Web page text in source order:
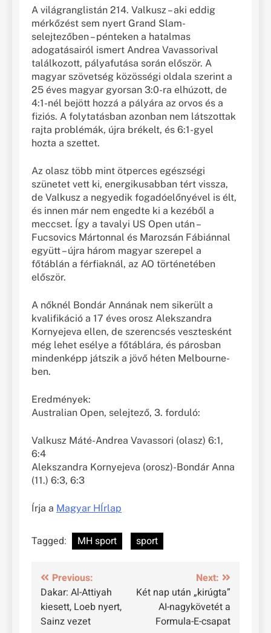
A világranglistán 214. Valkusz – aki eddig
mérkőzést sem nyert Grand Slam-
selejtezőben – pénteken a hatalmas
adogatásairól ismert Andrea Vavassorival
találkozott, pályafutása során először. A
magyar szövetség közösségi oldala szerint a
25 éves magyar gyorsan 3:0-ra elhúzott, de
4:1-nél bejött hozzá a pályára az orvos és a
fiziós. A folytatásban azonban nem látszottak
rajta problémák, újra brékelt, és 6:1-gyel
hozta a szettet.
Az olasz több mint ötperces egészségi
szünetet vett ki, energikusabban tért vissza,
de Valkusz a negyedik fogadóelőnyével is élt,
és innen már nem engedte ki a kezéből a
meccset. Így a tavalyi US Open után –
Fucsovics Mártonnal és Marozsán Fábiánnal
együtt – újra három magyar szerepel a
főtáblán a férfiaknál, az AO történetében
először.
A nőknél Bondár Annának nem sikerült a
kvalifikáció a 17 éves orosz Alekszandra
Kornyejeva ellen, de szerencsés vesztesként
még lehet esélye a főtáblára, és párosban
mindenképp játszik a jövő héten Melbourne-
ben.
Eredmények:
Australian Open, selejtező, 3. forduló:
Valkusz Máté-Andrea Vavassori (olasz) 6:1,
6:4
Alekszandra Kornyejeva (orosz)-Bondár Anna
(11.) 6:3, 6:3
Írja a Magyar HÍrlap
Tagged: MH sport sport
Bejegyzés
navigáció
Previous:
Dakar: Al-Attiyah
kiesett, Loeb nyert,
Sainz vezet
Next:
Két nap után „kirúgta”
AI-nagykövetét a
Formula-E-csapat